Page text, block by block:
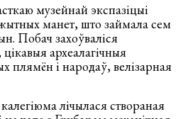
музейнай экспазіцыі
манет, што займала сем
Побач захоўваліся
археалагічныя
плямён і народаў, велізарная
лічылася створаная